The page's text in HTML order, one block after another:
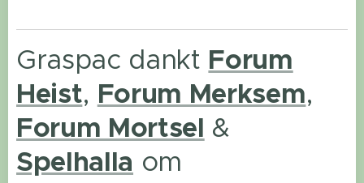
Graspac dankt Forum
Heist, Forum Merksem,
Forum Mortsel &
Spelhalla om